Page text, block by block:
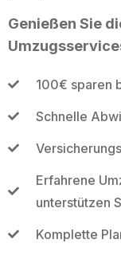
Genießen Sie
100€ sparen
Schnelle
Erfahrene
unterstützen
Komplette